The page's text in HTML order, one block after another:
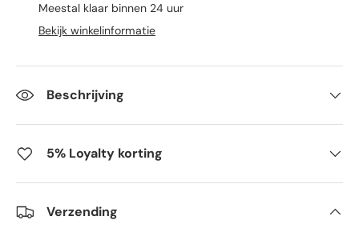
Meestal klaar binnen 24 uur
Bekijk winkelinformatie
Beschrijving
5% Loyalty korting
Verzending